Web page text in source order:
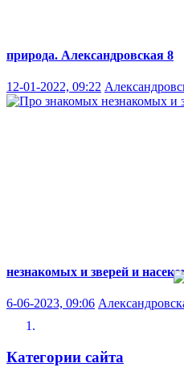
природа. Александровская 8
12-01-2022, 09:22
незнакомых и зверей и
6-06-2023, 09:06
Категории сайта